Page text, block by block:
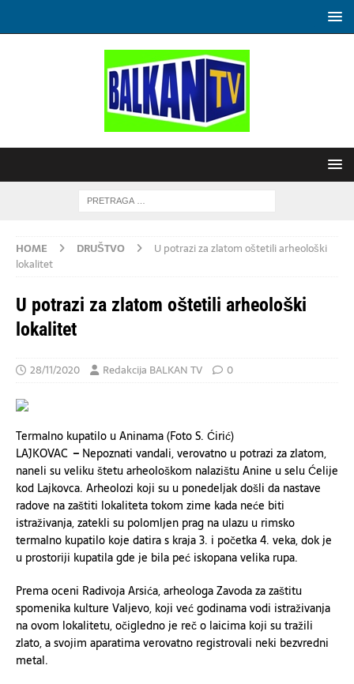
HOME DRUŠTVO
U potrazi za zlatom oštetili arheološki
lokalitet
U potrazi za zlatom oštetili arheološki
lokalitet
28/11/2020 Redakcija BALKAN TV 0
Termalno kupatilo u Aninama (Foto S. Ćirić)
LAJKOVAC – Nepoznati vandali, verovatno u potrazi za zlatom,
naneli su veliku štetu arheološkom nalazištu Anine u selu Ćelije
kod Lajkovca. Arheolozi koji su u ponedeljak došli da nastave
radove na zaštiti lokaliteta tokom zime kada neće biti
istraživanja, zatekli su polomljen prag na ulazu u rimsko
termalno kupatilo koje datira s kraja 3. i početka 4. veka, dok je
u prostoriji kupatila gde je bila peć iskopana velika rupa.
Prema oceni Radivoja Arsića, arheologa Zavoda za zaštitu
spomenika kulture Valjevo, koji već godinama vodi istraživanja
na ovom lokalitetu, očigledno je reč o laicima koji su tražili
zlato, a svojim aparatima verovatno registrovali neki bezvredni
metal.